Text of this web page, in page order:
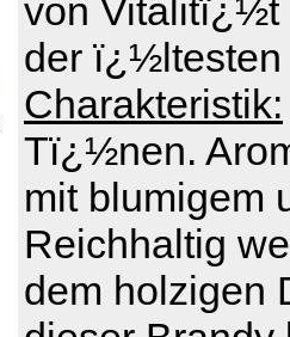
von Vitalitï¿½t
der ï¿½ltesten
Charakteristik:
Tï¿½nen.
mit blumigem
Reichhaltig
dem holzigen